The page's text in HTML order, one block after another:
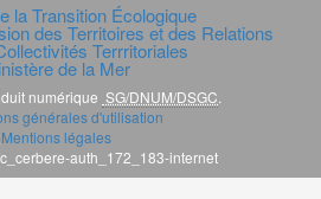
la Transition Écologique
des Territoires et des Relations
Terrritoriales
de la Mer
numérique SG/DNUM/DSGC
générales d'utilisation
Mentions légales
auth_172_183-internet